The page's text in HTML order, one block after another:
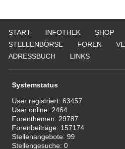
START INFOTHEK SHOP
STELLENBÖRSE
FOREN
ADRESSBUCH
LINKS
Systemstatus
User registriert:63457
User online: 2464
Forenthemen: 29787
Forenbeiträge: 157174
Stellenangebote:99
Stellengesuche:0